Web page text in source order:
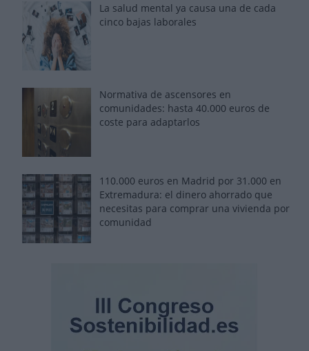
La salud mental ya causa una de cada
cinco bajas laborales
Normativa de ascensores en
comunidades: hasta 40.000 euros de
coste para adaptarlos
110.000 euros en Madrid por 31.000 en
Extremadura: el dinero ahorrado que
necesitas para comprar una vivienda por
comunidad